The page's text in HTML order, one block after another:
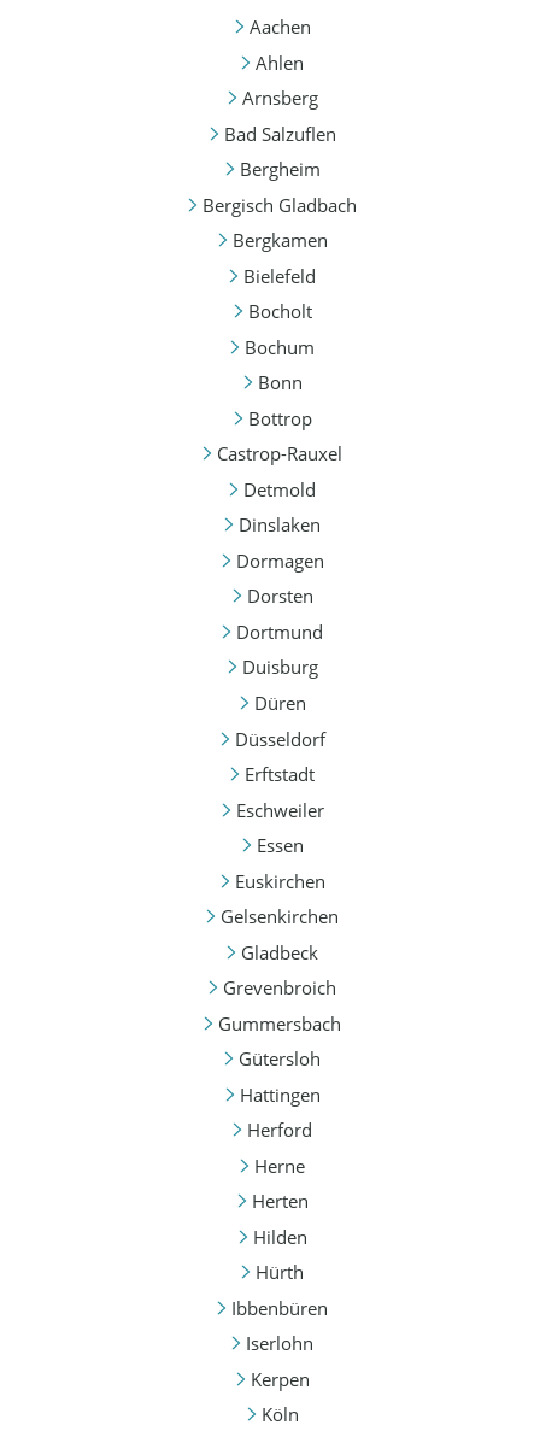
Aachen
Ahlen
Arnsberg
Bad Salzuflen
Bergheim
Bergisch Gladbach
Bergkamen
Bielefeld
Bocholt
Bochum
Bonn
Bottrop
Castrop-Rauxel
Detmold
Dinslaken
Dormagen
Dorsten
Dortmund
Duisburg
Düren
Düsseldorf
Erftstadt
Eschweiler
Essen
Euskirchen
Gelsenkirchen
Gladbeck
Grevenbroich
Gummersbach
Gütersloh
Hattingen
Herford
Herne
Herten
Hilden
Hürth
Ibbenbüren
Iserlohn
Kerpen
Köln